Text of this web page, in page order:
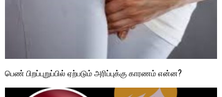
பெண் பிறப்புறுப்பில் ஏற்படும் அரிப்புக்கு காரணம் என்ன?